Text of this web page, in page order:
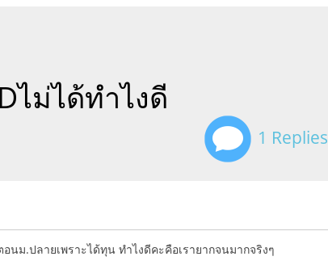
ไม่ได้ทำไงดี
1 Replies
นม.ปลายเพราะได้ทุน ทำไงดีคะคือเรายากจนมากจริงๆ